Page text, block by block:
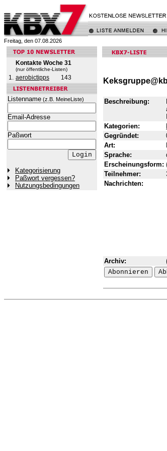
Freitag, den 07.08.2026
Kontakte Woche 31
(nur öffentliche-Listen)
1. aerobictipps 143
Listenname (z.B. MeineListe)
Email-Adresse
Paßwort
Kategorisierung
Paßwort vergessen?
Nutzungsbedingungen
Beschreibung:
Kategorien:
Gegründet:
Art:
Sprache:
Erscheinungsform:
Teilnehmer:
Nachrichten:
Archiv: